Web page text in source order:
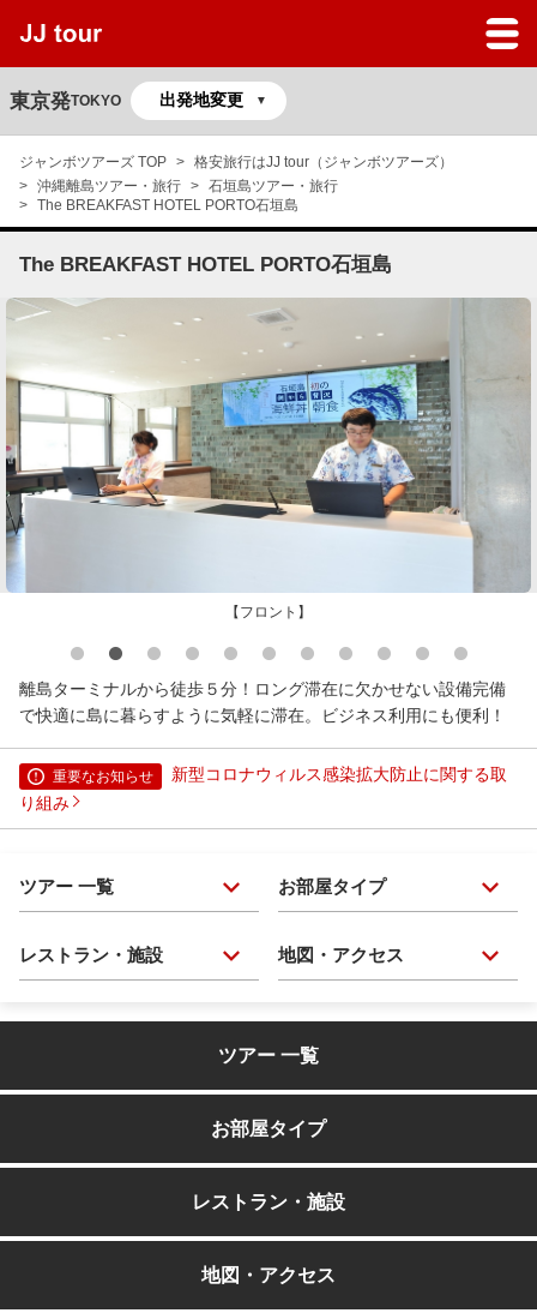
東京発TOKYO
JJツアーのサービスガイド
よくある質問
予約の確認
ジャンボツアーズ TOP
格安旅行はJJ tour（ジャンボツアーズ）
沖縄離島ツアー・旅行
石垣島ツアー・旅行
The BREAKFAST HOTEL PORTO石垣島
The BREAKFAST HOTEL PORTO石垣島
【フロント】
離島ターミナルから徒歩５分！ロング滞在に欠かせない設備完備
で快適に島に暮らすように気軽に滞在。ビジネス利用にも便利！
新型コロナウィルス感染拡大防止に関する取
り組み
ツアー 一覧 お部屋タイプ
レストラン・施設 地図・アクセス
ツアー 一覧
お部屋タイプ
レストラン・施設
地図・アクセス